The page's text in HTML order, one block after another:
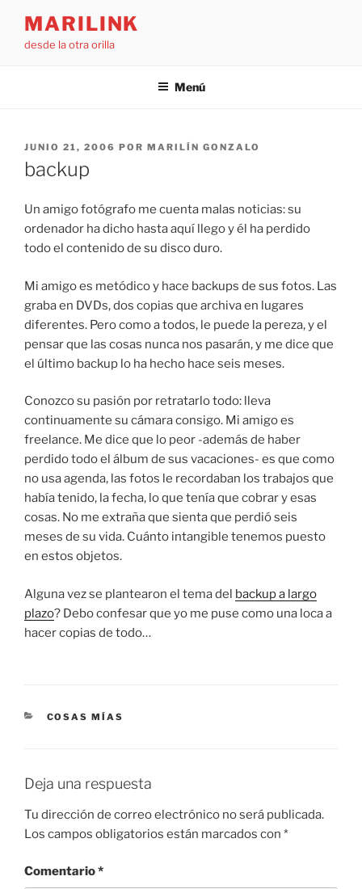
contenido
MARILINK
desde la otra orilla
Menú
PUBLICADO
EL
JUNIO 21, 2006 POR MARILÍN GONZALO
backup
Un amigo fotógrafo me cuenta malas noticias: su
ordenador ha dicho hasta aquí llego y él ha perdido
todo el contenido de su disco duro.
Mi amigo es metódico y hace backups de sus fotos. Las
graba en DVDs, dos copias que archiva en lugares
diferentes. Pero como a todos, le puede la pereza, y el
pensar que las cosas nunca nos pasarán, y me dice que
el último backup lo ha hecho hace seis meses.
Conozco su pasión por retratarlo todo: lleva
continuamente su cámara consigo. Mi amigo es
freelance. Me dice que lo peor -además de haber
perdido todo el álbum de sus vacaciones- es que como
no usa agenda, las fotos le recordaban los trabajos que
había tenido, la fecha, lo que tenía que cobrar y esas
cosas. No me extraña que sienta que perdió seis
meses de su vida. Cuánto intangible tenemos puesto
en estos objetos.
Alguna vez se plantearon el tema del backup a largo
plazo? Debo confesar que yo me puse como una loca a
hacer copias de todo…
CATEGORÍAS
COSAS MÍAS
Deja una respuesta
Tu dirección de correo electrónico no será publicada.
Los campos obligatorios están marcados con *
Comentario*